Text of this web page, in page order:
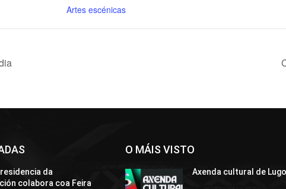
Artes escénicas
da
colabora coa Feira
O MÁIS VISTO
Axenda cultural de Lugo